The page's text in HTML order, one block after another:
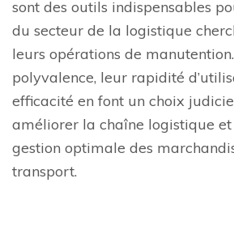
sont des outils indispensables
du secteur de la logistique
leurs opérations de
polyvalence, leur rapidité
efficacité en font un choix
améliorer la chaîne logistique
gestion optimale des
transport.